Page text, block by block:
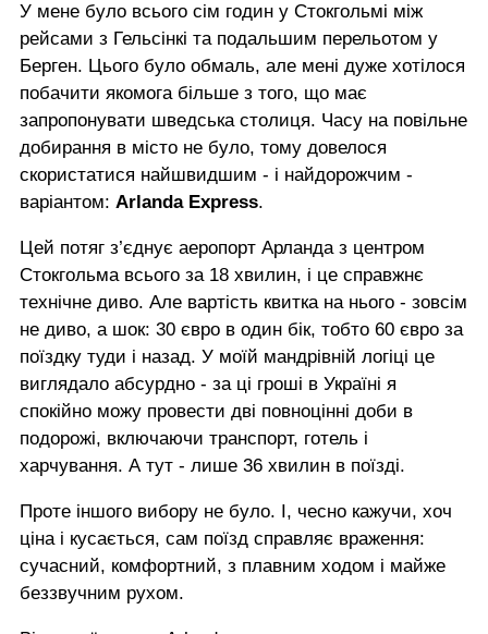
У мене було всього сім годин у Стокгольмі між
рейсами з Гельсінкі та подальшим перельотом у
Берген. Цього було обмаль, але мені дуже хотілося
побачити якомога більше з того, що має
запропонувати шведська столиця. Часу на повільне
добирання в місто не було, тому довелося
скористатися найшвидшим - і найдорожчим -
варіантом: Arlanda Express.
Цей потяг з’єднує аеропорт Арланда з центром
Стокгольма всього за 18 хвилин, і це справжнє
технічне диво. Але вартість квитка на нього - зовсім
не диво, а шок: 30 євро в один бік, тобто 60 євро за
поїздку туди і назад. У моїй мандрівній логіці це
виглядало абсурдно - за ці гроші в Україні я
спокійно можу провести дві повноцінні доби в
подорожі, включаючи транспорт, готель і
харчування. А тут - лише 36 хвилин в поїзді.
Проте іншого вибору не було. І, чесно кажучи, хоч
ціна і кусається, сам поїзд справляє враження:
сучасний, комфортний, з плавним ходом і майже
беззвучним рухом.